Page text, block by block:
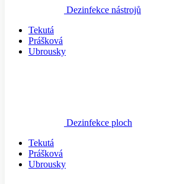
Dezinfekce nástrojů
Tekutá
Prášková
Ubrousky
Dezinfekce ploch
Tekutá
Prášková
Ubrousky